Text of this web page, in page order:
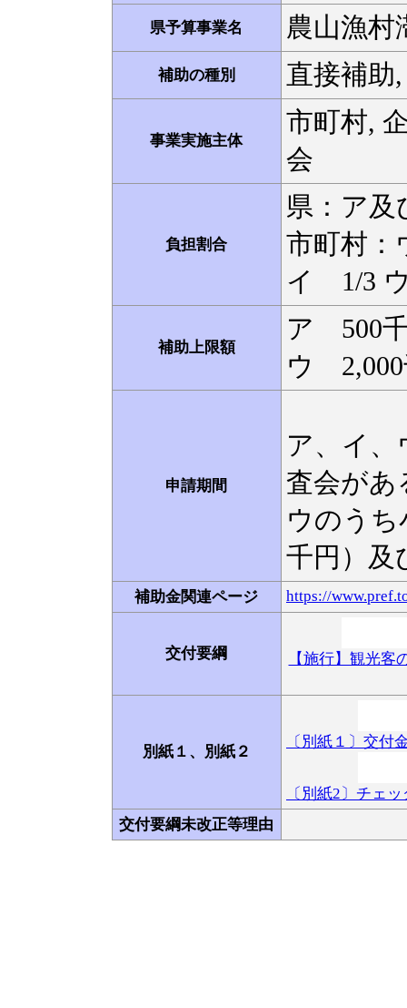
県予算事業名 農山漁村
補助の種別 直接補助
事業実施主体
市町村,
会
負担割合
県：ア
市町村
イ 1/3
補助上限額
ア 500
ウ 2,000
申請期間
ア、イ、
査会があ
ウのうち
千円）及
補助金関連ページ https://
交付要綱 【施行】観光
別紙１、別紙２
〔別紙１〕交付
〔別紙2〕チェ
交付要綱未改正等理由